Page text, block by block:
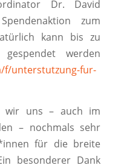
Dr. David
zum
kann bis zu
werden
f/unterstutzung-fur-
wir uns – auch im
– nochmals sehr
für die breite
besonderer Dank